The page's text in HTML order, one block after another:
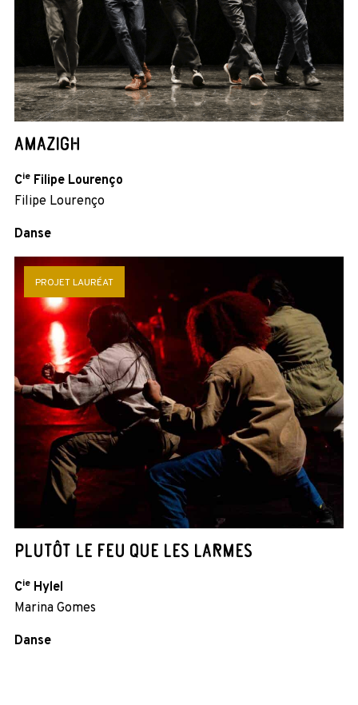
AMAZIGH
Cie Filipe Lourenço
Filipe Lourenço
Danse
PLUTÔT LE FEU QUE LES LARMES
Cie Hylel
Marina Gomes
Danse
PROJET LAURÉAT